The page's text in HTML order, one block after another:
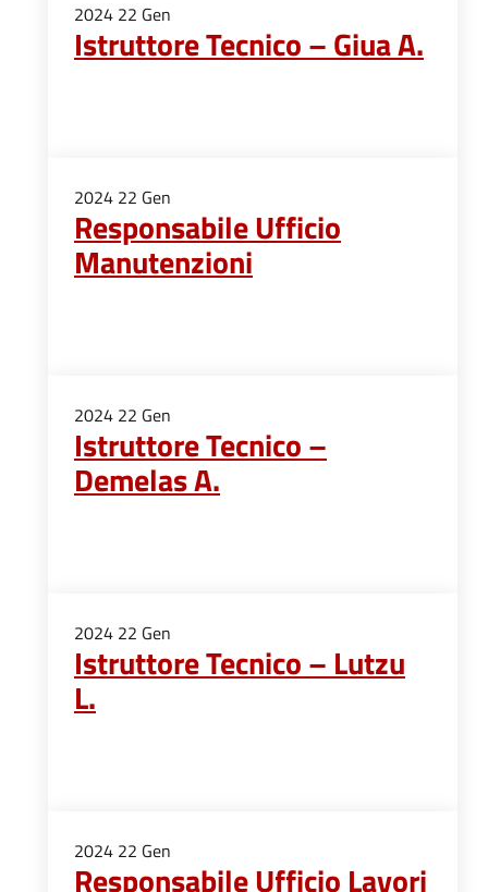
2024 22 Gen
Istruttore Tecnico – Giua A.
2024 22 Gen
Responsabile Ufficio
Manutenzioni
2024 22 Gen
Istruttore Tecnico –
Demelas A.
2024 22 Gen
Istruttore Tecnico – Lutzu
L.
2024 22 Gen
Responsabile Ufficio Lavori